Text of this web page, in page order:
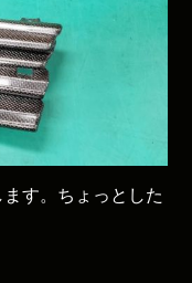
す。ちょっとした